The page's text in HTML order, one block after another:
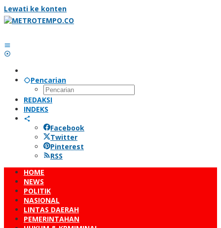
Lewati ke konten
Pencarian
REDAKSI
INDEKS
Facebook
Twitter
Pinterest
RSS
HOME
NEWS
POLITIK
NASIONAL
LINTAS DAERAH
PEMERINTAHAN